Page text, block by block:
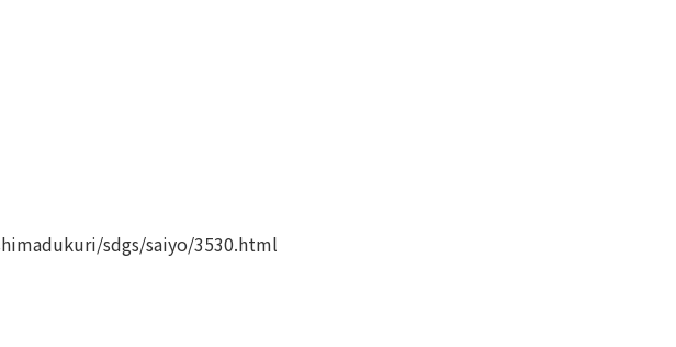
sdgs/saiyo/3530.html